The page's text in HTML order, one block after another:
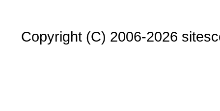
Copyright (C) 2006-2026